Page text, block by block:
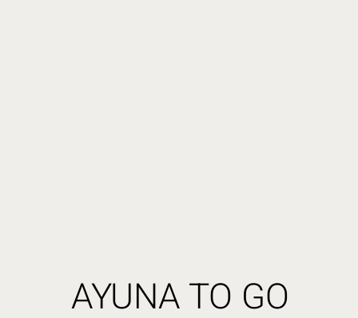
AYUNA TO GO
AYUNA TO GO